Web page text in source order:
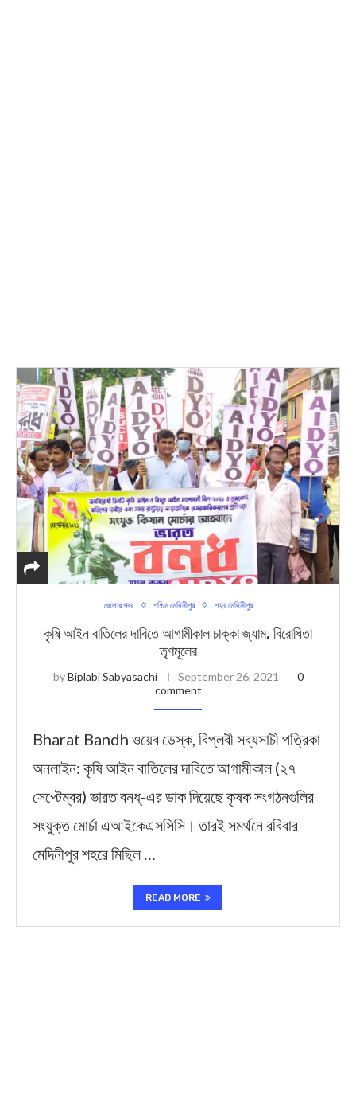
জেলার খবর পশ্চিম মেদিনীপুর শহর মেদিনীপুর
কৃষি আইন বাতিলের দাবিতে আগামীকাল চাক্কা জ্যাম, বিরোধিতা
তৃণমূলের
byBiplabi Sabyasachi September 26, 2021
0
comment
Bharat Bandh ওয়েব ডেস্ক, বিপ্লবী সব্যসাচী পত্রিকা
অনলাইন: কৃষি আইন বাতিলের দাবিতে আগামীকাল (২৭
সেপ্টেম্বর) ভারত বনধ্-এর ডাক দিয়েছে কৃষক সংগঠনগুলির
সংযুক্ত মোর্চা এআইকেএসসিসি। তারই সমর্থনে রবিবার
মেদিনীপুর শহরে মিছিল …
READ MORE